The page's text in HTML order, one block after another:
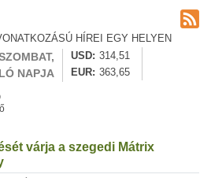
HÍREI EGY HELYEN
NAPJA
USD
314,51
EUR
363,65
várja a szegedi Mátrix